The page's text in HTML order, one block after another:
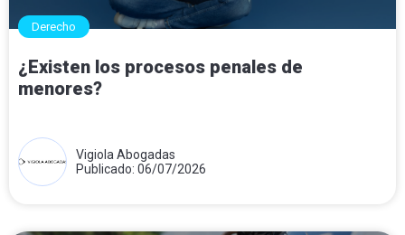
Derecho
¿Existen los procesos penales de
menores?
Vigiola Abogadas
Publicado: 06/07/2026